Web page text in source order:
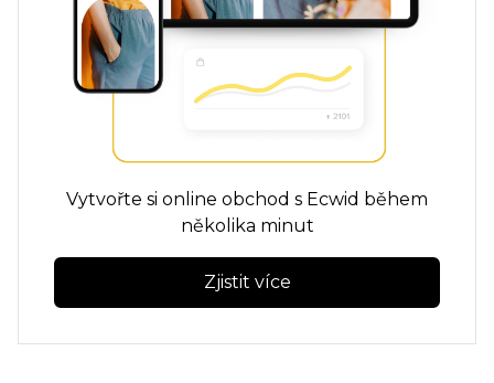
Vytvořte si online obchod s Ecwid během
několika minut
Zjistit více